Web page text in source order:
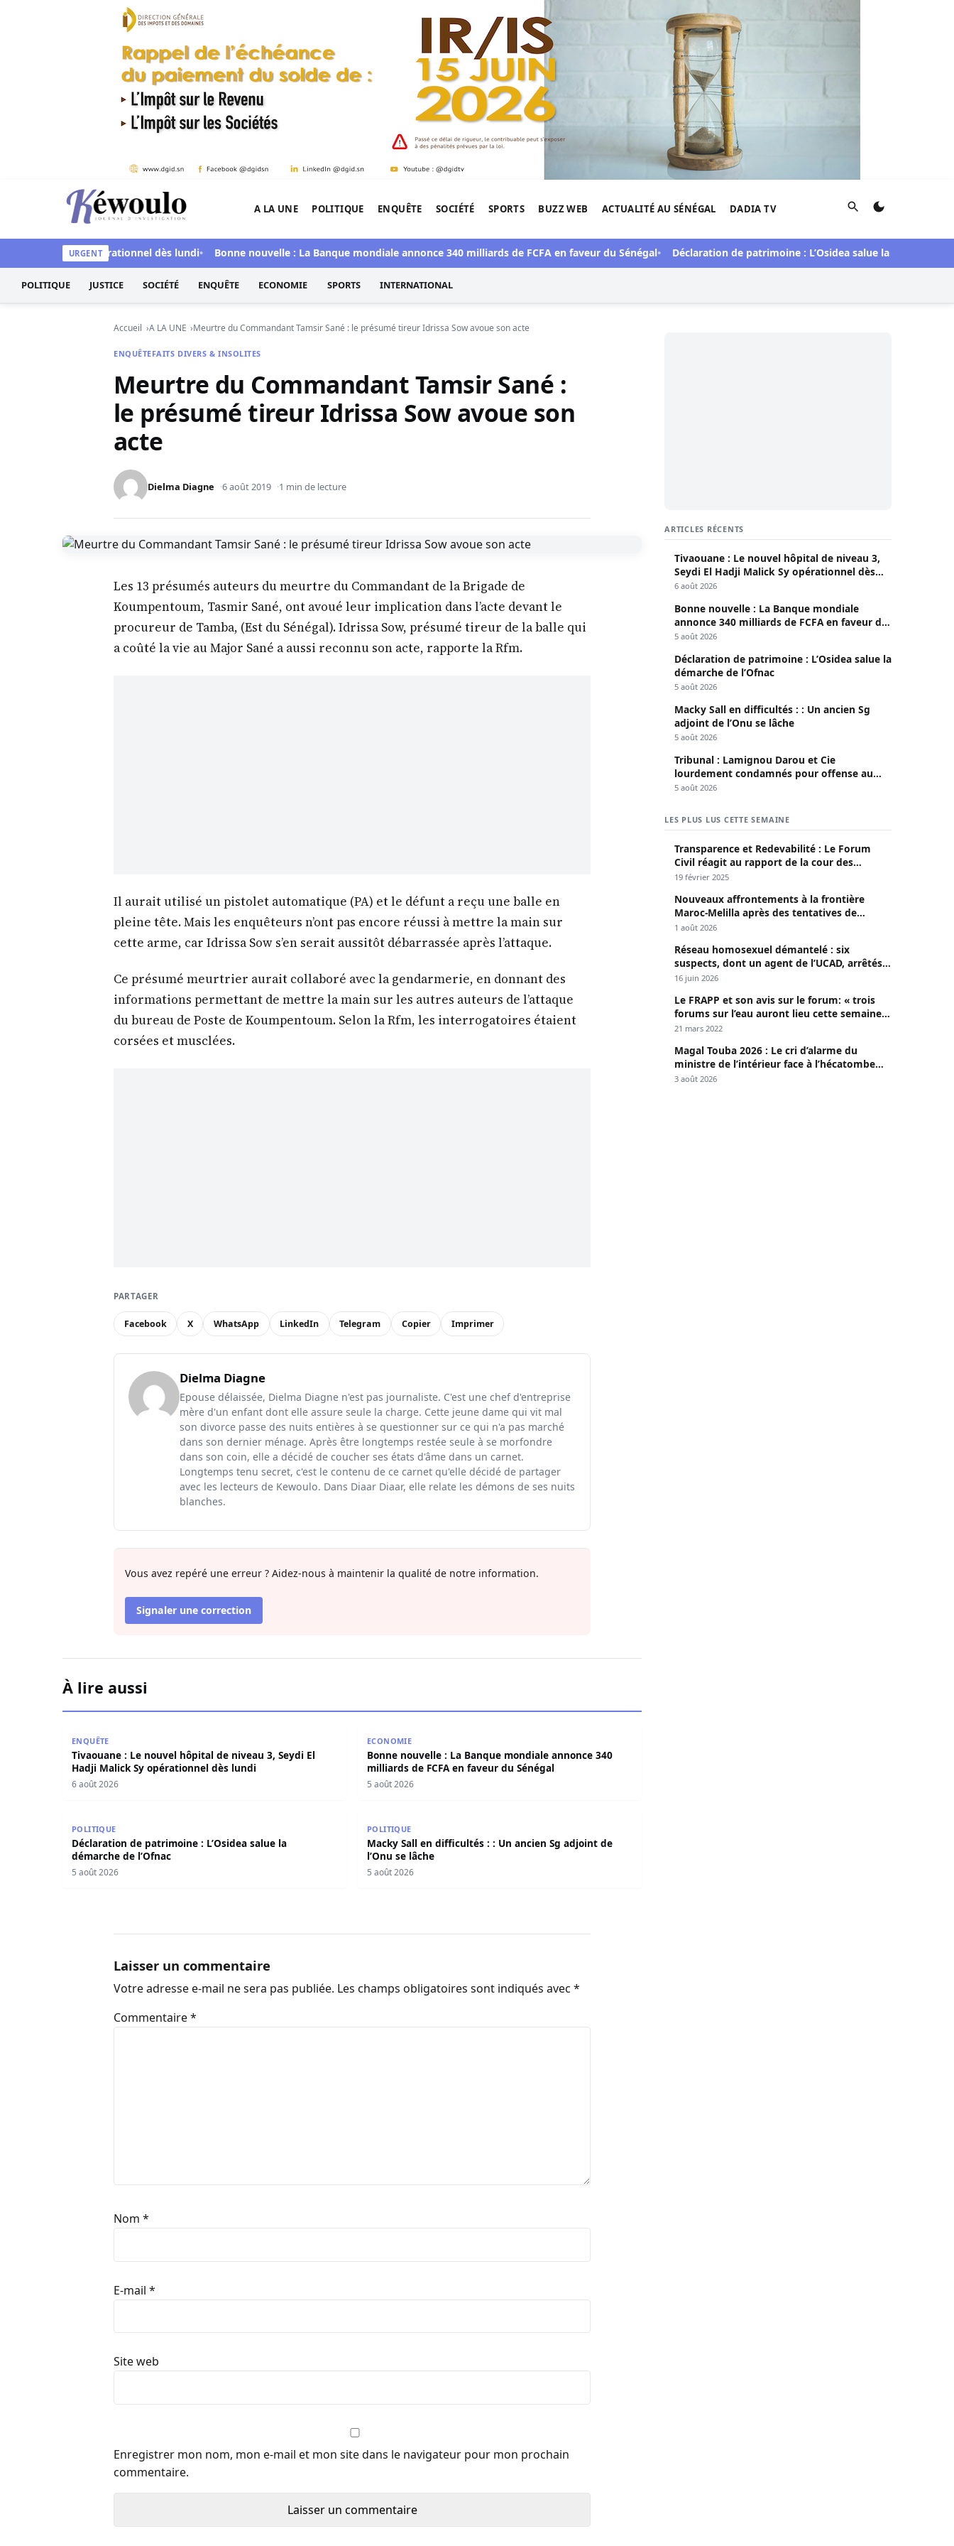
Aller au contenu
Kéwoulo, le premier site d'information et d'investigation de l'Afrique.
A LA UNE POLITIQUE ENQUÊTE SOCIÉTÉ SPORTS BUZZ WEB ACTUALITÉ AU SÉNÉGAL DADIA TV Rechercher
URGENT
Malick Sy opérationnel dès lundi Bonne nouvelle : La Banque mondiale annonce 340 milliards de FCFA en faveur du Sénégal Déclaration de patrimoine : L’Osidea salue la démarche de
POLITIQUE JUSTICE SOCIÉTÉ ENQUÊTE ECONOMIE SPORTS INTERNATIONAL
Accueil A LA UNE Meurtre du Commandant Tamsir Sané : le présumé tireur Idrissa Sow avoue son acte
ENQUÊTEFAITS DIVERS & INSOLITES
Meurtre du Commandant Tamsir Sané :
le présumé tireur Idrissa Sow avoue son
acte
Dielma Diagne 6 août 2019 1 min de lecture
Les 13 présumés auteurs du meurtre du Commandant de la Brigade de
Koumpentoum, Tasmir Sané, ont avoué leur implication dans l’acte devant le
procureur de Tamba, (Est du Sénégal). Idrissa Sow, présumé tireur de la balle qui
a coûté la vie au Major Sané a aussi reconnu son acte, rapporte la Rfm.
Il aurait utilisé un pistolet automatique (PA) et le défunt a reçu une balle en
pleine tête. Mais les enquêteurs n’ont pas encore réussi à mettre la main sur
cette arme, car Idrissa Sow s’en serait aussitôt débarrassée après l’attaque.
Ce présumé meurtrier aurait collaboré avec la gendarmerie, en donnant des
informations permettant de mettre la main sur les autres auteurs de l’attaque
du bureau de Poste de Koumpentoum. Selon la Rfm, les interrogatoires étaient
corsées et musclées.
PARTAGER
Facebook X WhatsApp LinkedIn Telegram Copier Imprimer
Dielma Diagne
Epouse délaissée, Dielma Diagne n'est pas journaliste. C'est une chef d'entreprise
mère d'un enfant dont elle assure seule la charge. Cette jeune dame qui vit mal
son divorce passe des nuits entières à se questionner sur ce qui n'a pas marché
dans son dernier ménage. Après être longtemps restée seule à se morfondre
dans son coin, elle a décidé de coucher ses états d'âme dans un carnet.
Longtemps tenu secret, c'est le contenu de ce carnet qu'elle décidé de partager
avec les lecteurs de Kewoulo. Dans Diaar Diaar, elle relate les démons de ses nuits
blanches.
Vous avez repéré une erreur ? Aidez-nous à maintenir la qualité de notre information.
Signaler une correction
À lire aussi
ENQUÊTE
Tivaouane : Le nouvel hôpital de niveau 3, Seydi El
Hadji Malick Sy opérationnel dès lundi
6 août 2026
ECONOMIE
Bonne nouvelle : La Banque mondiale annonce 340
milliards de FCFA en faveur du Sénégal
5 août 2026
POLITIQUE
Déclaration de patrimoine : L’Osidea salue la
démarche de l’Ofnac
5 août 2026
POLITIQUE
Macky Sall en difficultés : : Un ancien Sg adjoint de
l’Onu se lâche
5 août 2026
Laisser un commentaire
Votre adresse e-mail ne sera pas publiée. Les champs obligatoires sont indiqués avec *
Commentaire*
Nom *
E-mail *
Site web
Enregistrer mon nom, mon e-mail et mon site dans le navigateur pour mon prochain
commentaire.
ARTICLES RÉCENTS
Tivaouane : Le nouvel hôpital de niveau 3,
Seydi El Hadji Malick Sy opérationnel dès
lundi
6 août 2026
Bonne nouvelle : La Banque mondiale
annonce 340 milliards de FCFA en faveur du
Sénégal
5 août 2026
Déclaration de patrimoine : L’Osidea salue la
démarche de l’Ofnac
5 août 2026
Macky Sall en difficultés : : Un ancien Sg
adjoint de l’Onu se lâche
5 août 2026
Tribunal : Lamignou Darou et Cie
lourdement condamnés pour offense au
chef de l’Etat
5 août 2026
LES PLUS LUS CETTE SEMAINE
Transparence et Redevabilité : Le Forum
Civil réagit au rapport de la cour des
comptes
19 février 2025
Nouveaux affrontements à la frontière
Maroc-Melilla après des tentatives de
passage
1 août 2026
Réseau homosexuel démantelé : six
suspects, dont un agent de l’UCAD, arrêtés à
Keur Massar ; l’un avoue avoir propagé le
16 juin 2026
Le FRAPP et son avis sur le forum: « trois
forums sur l’eau auront lieu cette semaine à
Dakar »
21 mars 2022
Magal Touba 2026 : Le cri d’alarme du
ministre de l’intérieur face à l’hécatombe
routière
3 août 2026